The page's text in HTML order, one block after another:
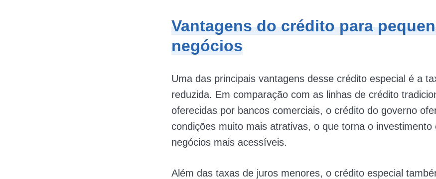
Vantagens do crédito para
negócios
Uma das principais vantagens desse crédito especial é a
reduzida. Em comparação com as linhas de crédito
oferecidas por bancos comerciais, o crédito do governo
condições muito mais atrativas, o que torna o investimento
negócios mais acessíveis.
Além das taxas de juros menores, o crédito especial